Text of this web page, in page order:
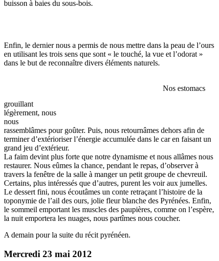
buisson à baies du sous-bois.
Enfin, le dernier nous a permis de nous mettre dans la peau de l’ours
en utilisant les trois sens que sont « le touché, la vue et l’odorat »
dans le but de reconnaître divers éléments naturels.
Nos estomacs
grouillant
légèrement, nous
nous
rassemblâmes pour goûter. Puis, nous retournâmes dehors afin de
terminer d’extérioriser l’énergie accumulée dans le car en faisant un
grand jeu d’extérieur.
La faim devint plus forte que notre dynamisme et nous allâmes nous
restaurer. Nous eûmes la chance, pendant le repas, d’observer à
travers la fenêtre de la salle à manger un petit groupe de chevreuil.
Certains, plus intéressés que d’autres, purent les voir aux jumelles.
Le dessert fini, nous écoutâmes un conte retraçant l’histoire de la
toponymie de l’ail des ours, jolie fleur blanche des Pyrénées. Enfin,
le sommeil emportant les muscles des paupières, comme on l’espère,
la nuit emportera les nuages, nous partîmes nous coucher.
A demain pour la suite du récit pyrénéen.
Mercredi 23 mai 2012